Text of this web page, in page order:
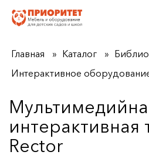
Главная Каталог
Интерактивное
интерактивная
Rector